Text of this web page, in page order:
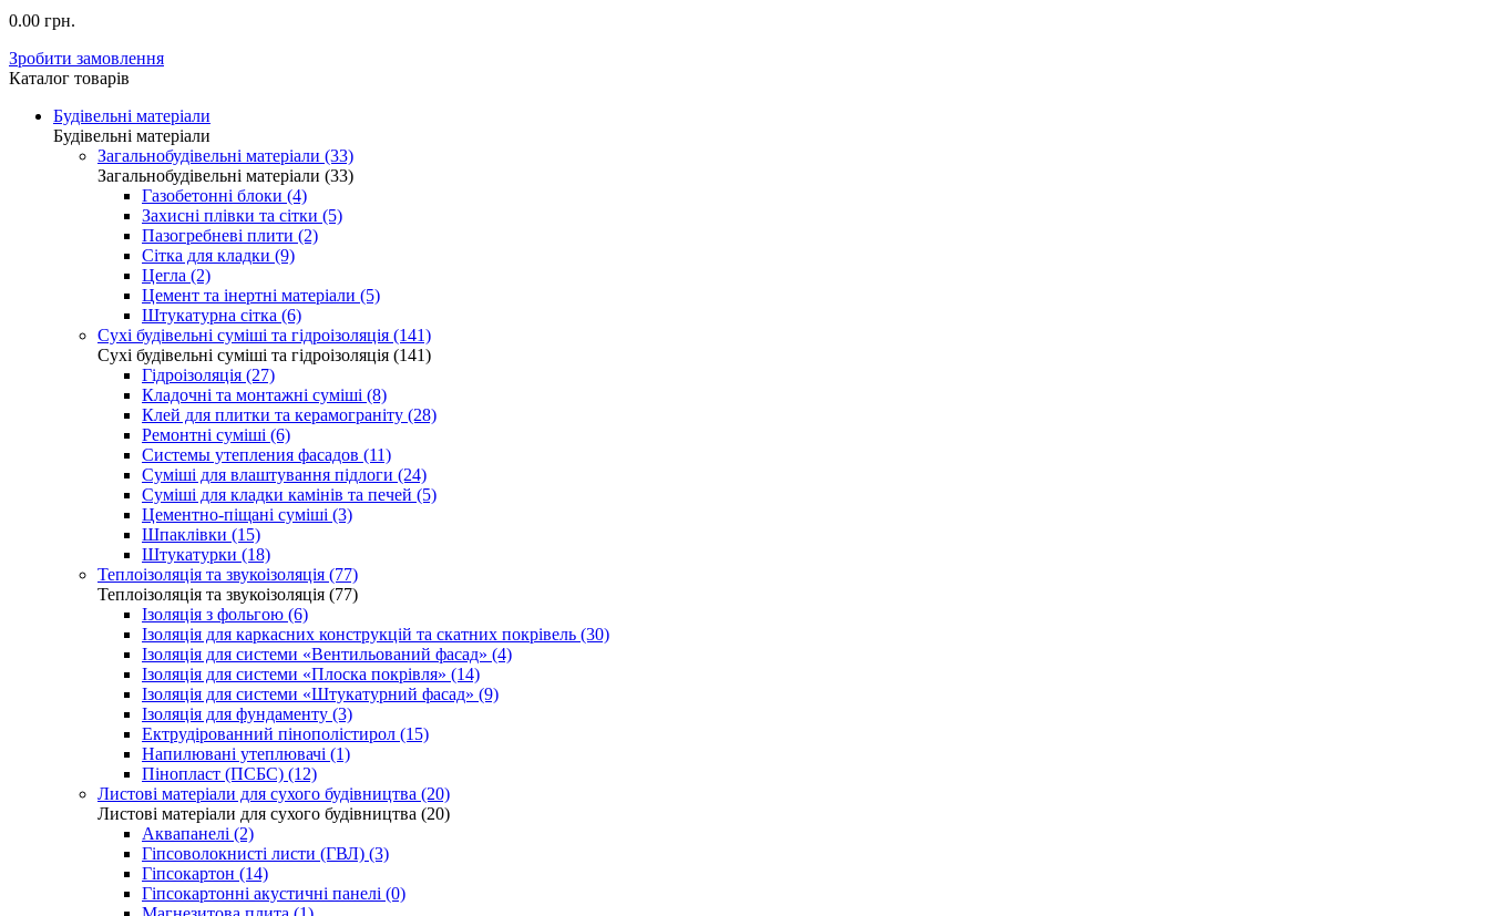
0.00 грн.
Зробити замовлення
Каталог товарів
Будівельні матеріали
Будівельні матеріали
Загальнобудівельні матеріали (33)
Загальнобудівельні матеріали (33)
Газобетонні блоки (4)
Захисні плівки та сітки (5)
Пазогребневі плити (2)
Сітка для кладки (9)
Цегла (2)
Цемент та інертні матеріали (5)
Штукатурна сітка (6)
Сухі будівельні суміші та гідроізоляція (141)
Сухі будівельні суміші та гідроізоляція (141)
Гідроізоляція (27)
Кладочні та монтажні суміші (8)
Клей для плитки та керамограніту (28)
Ремонтні суміші (6)
Системы утепления фасадов (11)
Суміші для влаштування підлоги (24)
Суміші для кладки камінів та печей (5)
Цементно-піщані суміші (3)
Шпаклівки (15)
Штукатурки (18)
Теплоізоляція та звукоізоляція (77)
Теплоізоляція та звукоізоляція (77)
Ізоляція з фольгою (6)
Ізоляція для каркасних конструкцій та скатних покрівель (30)
Ізоляція для системи «Вентильований фасад» (4)
Ізоляція для системи «Плоска покрівля» (14)
Ізоляція для системи «Штукатурний фасад» (9)
Ізоляція для фундаменту (3)
Ектрудірованний пінополістирол (15)
Напилювані утеплювачі (1)
Пінопласт (ПСБС) (12)
Листові матеріали для сухого будівництва (20)
Листові матеріали для сухого будівництва (20)
Аквапанелі (2)
Гіпсоволокнисті листи (ГВЛ) (3)
Гіпсокартон (14)
Гіпсокартонні акустичні панелі (0)